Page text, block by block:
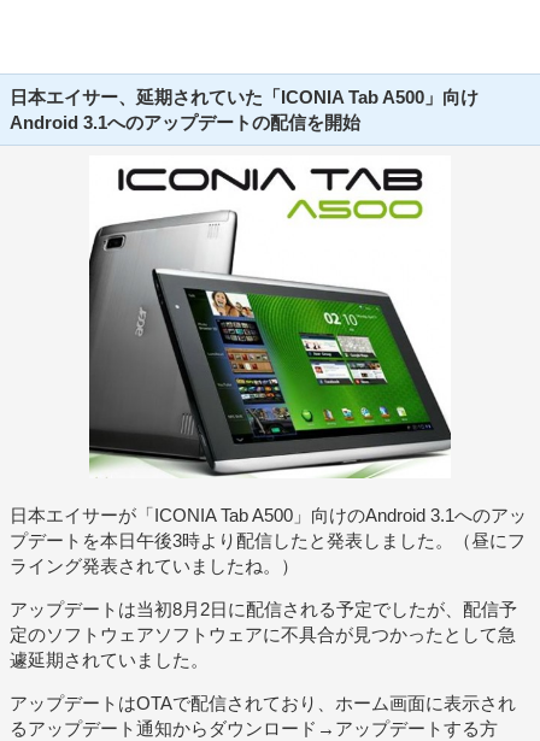
日本エイサー、延期されていた「ICONIA Tab A500」向け
Android 3.1へのアップデートの配信を開始
日本エイサーが「ICONIA Tab A500」向けのAndroid 3.1へのアッ
プデートを本日午後3時より配信したと発表しました。（昼にフ
ライング発表されていましたね。）
アップデートは当初8月2日に配信される予定でしたが、配信予
定のソフトウェアソフトウェアに不具合が見つかったとして急
遽延期されていました。
アップデートはOTAで配信されており、ホーム画面に表示され
るアップデート通知からダウンロード→アップデートする方